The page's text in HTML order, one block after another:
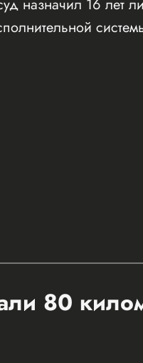
назначил 16 лет
80